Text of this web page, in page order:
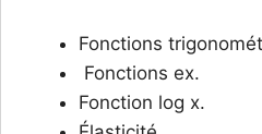
Fonctions
Fonctions ex.
Fonction log x.